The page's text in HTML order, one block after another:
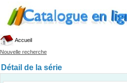
Accueil
Nouvelle recherche
Détail de la série